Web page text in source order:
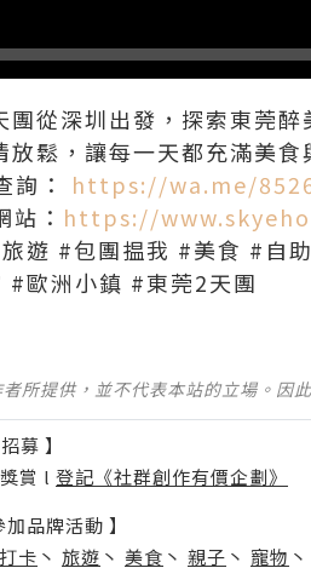
團從深圳出發，探索東莞
放鬆，讓每一天都充滿美食
： https://wa.me/
： https://
遊 #包團揾我 #美食 #自
#歐洲小鎮 #東莞2天團
所提供，並不代表本站的立場。因
募 】
賞 l 登記《社群創作有價企劃》
品牌活動 】
打卡 丶 旅遊 丶 美食 丶 親子 丶 寵物 丶